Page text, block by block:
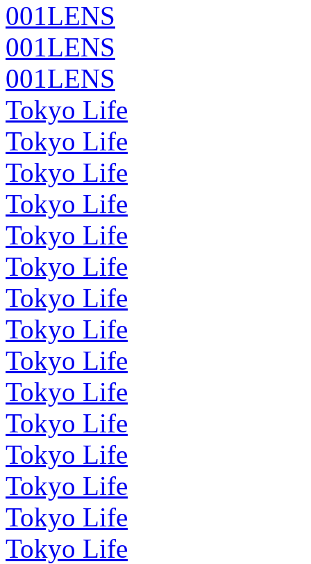
001LENS
001LENS
001LENS
Tokyo Life
Tokyo Life
Tokyo Life
Tokyo Life
Tokyo Life
Tokyo Life
Tokyo Life
Tokyo Life
Tokyo Life
Tokyo Life
Tokyo Life
Tokyo Life
Tokyo Life
Tokyo Life
Tokyo Life